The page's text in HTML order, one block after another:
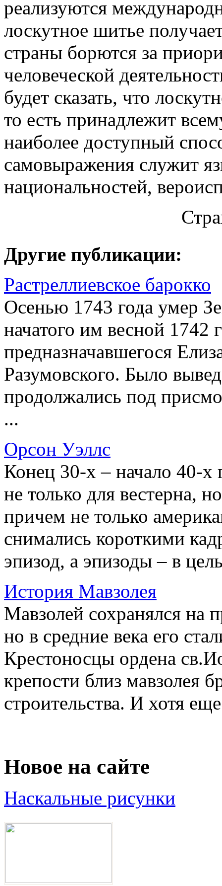
реализуются
лоскутное шитье
страны борются за
человеческой
будет сказать, что
то есть принадлежит
наиболее доступный
самовыражения служит
национальностей,
Другие публикации:
Растреллиевское барокко
Осенью 1743 года умер
начатого им весной 1742
предназначавшегося
Разумовского. Было
продолжались под
...
Орсон Уэллс
Конец 30-х – начало 40-х
не только для вестерна,
причем не только
снимались короткими
эпизод, а эпизоды – в
История Мавзолея
Мавзолей сохранялся на
но в средние века его
Крестоносцы ордена
крепости близ мавзолея
строительства. И хотя
Новое на сайте
Наскальные рисунки